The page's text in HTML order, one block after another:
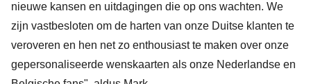
nieuwe kansen en uitdagingen die op ons wachten. We
zijn vastbesloten om de harten van onze Duitse klanten te
veroveren en hen net zo enthousiast te maken over onze
gepersonaliseerde wenskaarten als onze Nederlandse en